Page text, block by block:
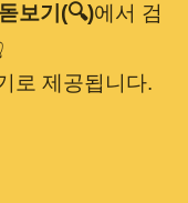
돋보기(🔍)에서 검
로 제공됩니다.